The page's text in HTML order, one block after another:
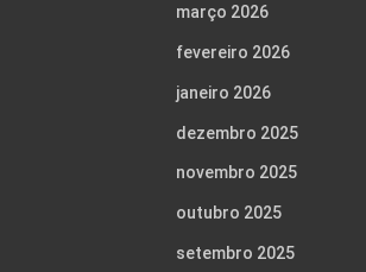
março 2026
fevereiro 2026
janeiro 2026
dezembro 2025
novembro 2025
outubro 2025
setembro 2025